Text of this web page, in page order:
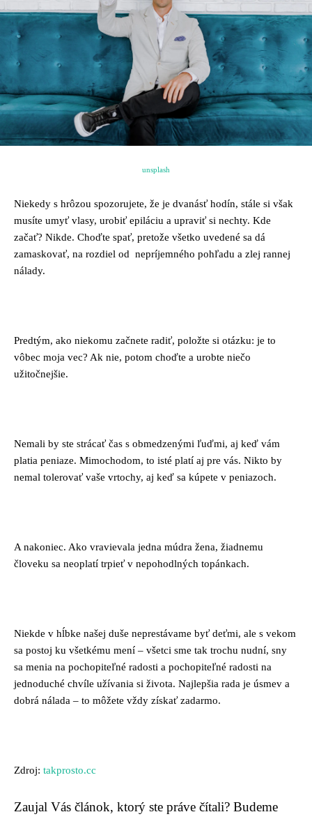
unsplash
Niekedy s hrôzou spozorujete, že je dvanásť hodín, stále si však
musíte umyť vlasy, urobiť epiláciu a upraviť si nechty. Kde
začať? Nikde. Choďte spať, pretože všetko uvedené sa dá
zamaskovať, na rozdiel od nepríjemného pohľadu a zlej rannej
nálady.
Predtým, ako niekomu začnete radiť, položte si otázku: je to
vôbec moja vec? Ak nie, potom choďte a urobte niečo
užitočnejšie.
Nemali by ste strácať čas s obmedzenými ľuďmi, aj keď vám
platia peniaze. Mimochodom, to isté platí aj pre vás. Nikto by
nemal tolerovať vaše vrtochy, aj keď sa kúpete v peniazoch.
A nakoniec. Ako vravievala jedna múdra žena, žiadnemu
človeku sa neoplatí trpieť v nepohodlných topánkach.
Niekde v hĺbke našej duše neprestávame byť deťmi, ale s vekom
sa postoj ku všetkému mení – všetci sme tak trochu nudní, sny
sa menia na pochopiteľné radosti a pochopiteľné radosti na
jednoduché chvíle užívania si života. Najlepšia rada je úsmev a
dobrá nálada – to môžete vždy získať zadarmo.
Zdroj: takprosto.cc
Zaujal Vás článok, ktorý ste práve čítali? Budeme